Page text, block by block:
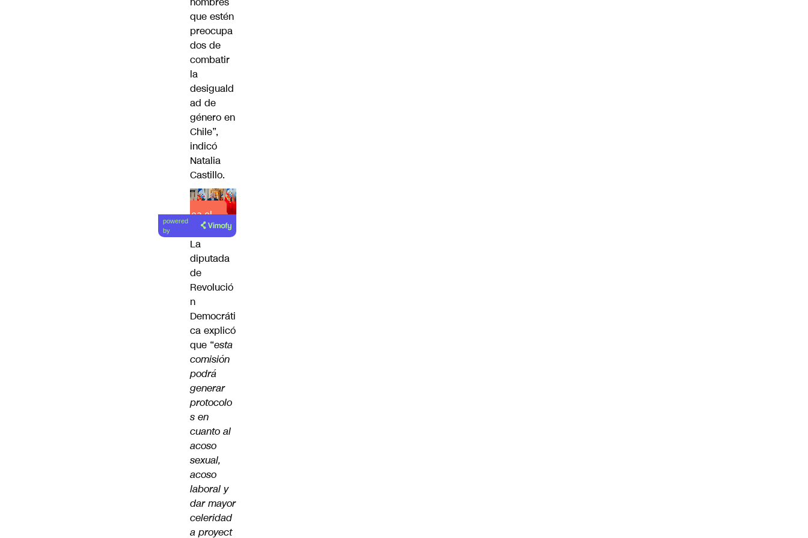
que estén
preocupa
dos de
combatir
la
desiguald
ad de
género en
Chile”,
indicó
Natalia
Castillo.
Lea el
artículo
powered
by
La
diputada
de
Revolució
n
Democráti
ca explicó
que “esta
comisión
podrá
generar
protocolo
s en
cuanto al
acoso
sexual,
acoso
laboral y
dar mayor
celeridad
a proyect